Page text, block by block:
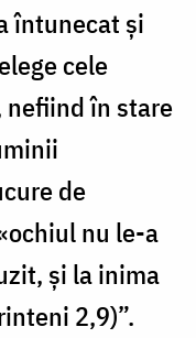
întunecat şi
cele
în stare
de
nu le-a
şi la inima
2,9)”.